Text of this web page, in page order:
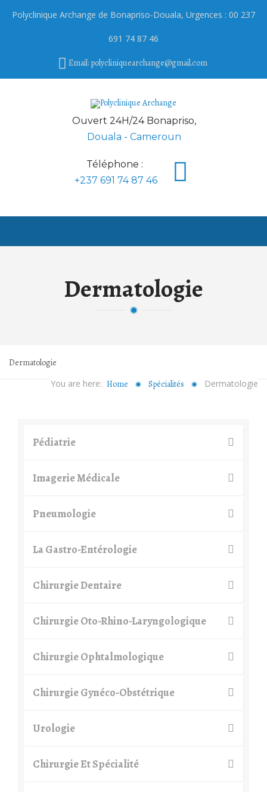
Polyclinique Archange de Bonapriso-Douala, Urgences : 00 237
691 74 87 46
Email: polycliniquearchange@gmail.com
Ouvert 24H/24 Bonapriso,
Douala - Cameroun
Téléphone :
+237 691 74 87 46
Dermatologie
Dermatologie
You are here: Home Spécialités Dermatologie
Pédiatrie
Imagerie Médicale
Pneumologie
La Gastro-Entérologie
Chirurgie Dentaire
Chirurgie Oto-Rhino-Laryngologique
Chirurgie Ophtalmologique
Chirurgie Gynéco-Obstétrique
Urologie
Chirurgie Et Spécialité